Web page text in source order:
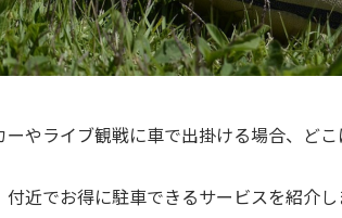
ーやライブ観戦に車で出掛ける場合、どこ
付近でお得に駐車できるサービスを紹介し